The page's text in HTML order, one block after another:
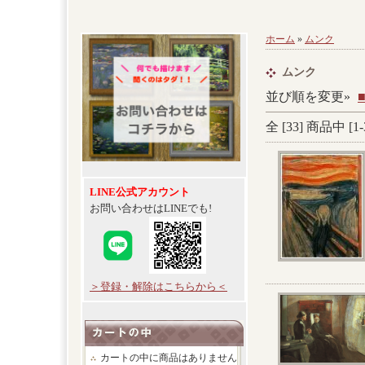
LINE公式アカウント
お問い合わせはLINEでも!
＞登録・解除はこちらから＜
カートの中に商品はありません
ホーム » ムンク
ムンク
並び順を変更»
全 [33] 商品中 [1-